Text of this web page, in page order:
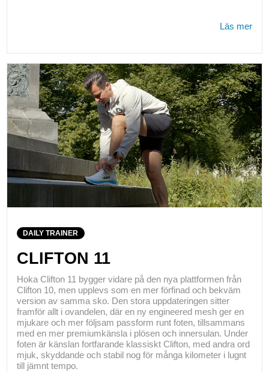
Läs mer
DAILY TRAINER
CLIFTON 11
Hoka Clifton 11 bygger vidare på den nya plattformen från
Clifton 10, men upplevs som en mer förfinad och bekväm
version av samma sko. Den stora uppdateringen sitter
framför allt i ovandelen, där en ny engineered mesh ger en
mjukare och mer följsam passform runt foten, tillsammans
med en mer premiumkänsla i plösen och innersulan. Under
foten är känslan fortfarande klassiskt Clifton, med andra ord
mjuk, skyddande och stabil nog för många kilometer i lugnt
till jämnt tempo.